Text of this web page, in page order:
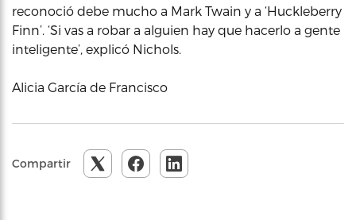
reconoció debe mucho a Mark Twain y a ‘Huckleberry
Finn’. ‘Si vas a robar a alguien hay que hacerlo a gente
inteligente’, explicó Nichols.
Alicia García de Francisco
Compartir